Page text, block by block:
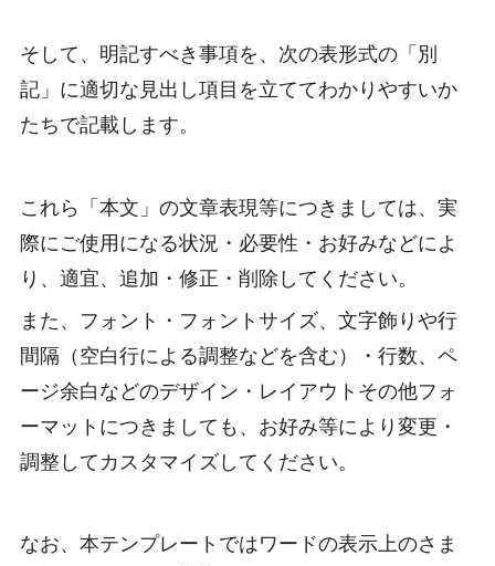
そして、明記すべき事項を、次の表形式の「別
記」に適切な見出し項目を立ててわかりやすいか
たちで記載します。
これら「本文」の文章表現等につきましては、実
際にご使用になる状況・必要性・お好みなどによ
り、適宜、追加・修正・削除してください。
また、フォント・フォントサイズ、文字飾りや行
間隔（空白行による調整などを含む）・行数、ペ
ージ余白などのデザイン・レイアウトその他フォ
ーマットにつきましても、お好み等により変更・
調整してカスタマイズしてください。
なお、本テンプレートではワードの表示上のさま